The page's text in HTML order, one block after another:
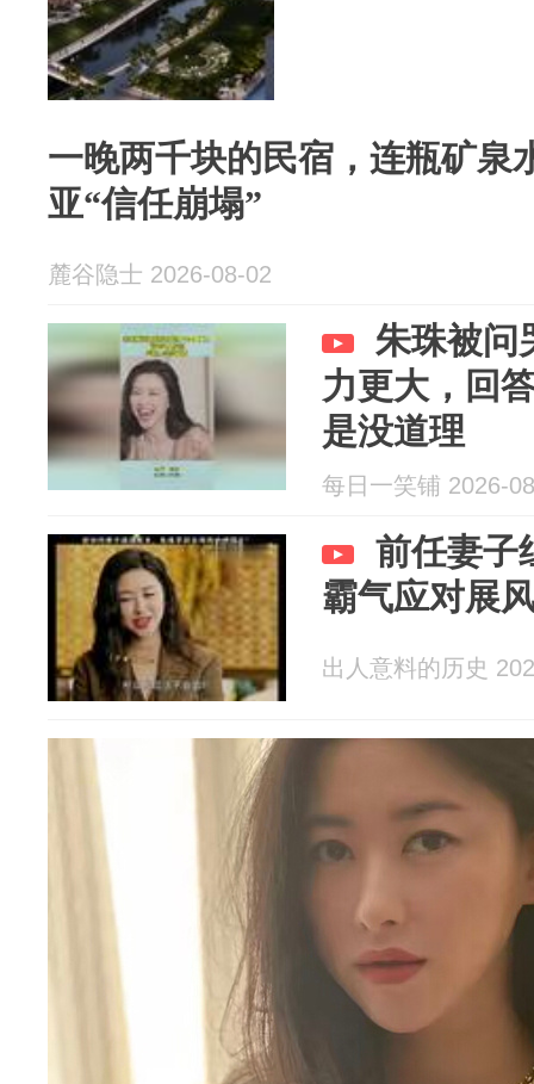
一晚两千块的民宿，连瓶矿泉
亚“信任崩塌”
麓谷隐士 2026-08-02
朱珠被问
力更大，回
是没道理
每日一笑铺 2026-
前任妻子
霸气应对展
出人意料的历史